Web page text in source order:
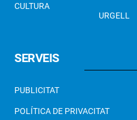
CULTURA
URGELL
SERVEIS
PUBLICITAT
POLÍTICA DE PRIVACITAT